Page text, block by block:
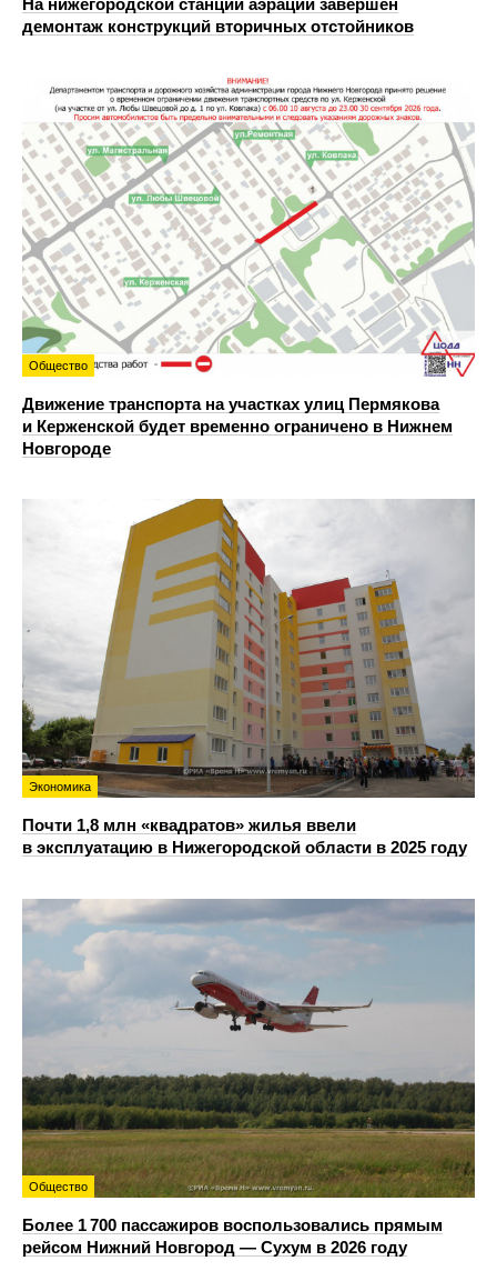
На нижегородской станции аэрации завершен
демонтаж конструкций вторичных отстойников
Общество
Движение транспорта на участках улиц Пермякова
и Керженской будет временно ограничено в Нижнем
Новгороде
Экономика
Почти 1,8 млн «квадратов» жилья ввели
в эксплуатацию в Нижегородской области в 2025 году
Общество
Более 1 700 пассажиров воспользовались прямым
рейсом Нижний Новгород — Сухум в 2026 году